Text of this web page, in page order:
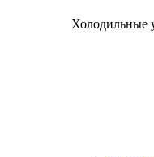
Холодильные